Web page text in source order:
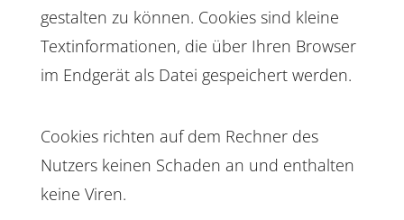
gestalten zu können. Cookies sind kleine
Textinformationen, die über Ihren Browser
im Endgerät als Datei gespeichert werden.
Cookies richten auf dem Rechner des
Nutzers keinen Schaden an und enthalten
keine Viren.